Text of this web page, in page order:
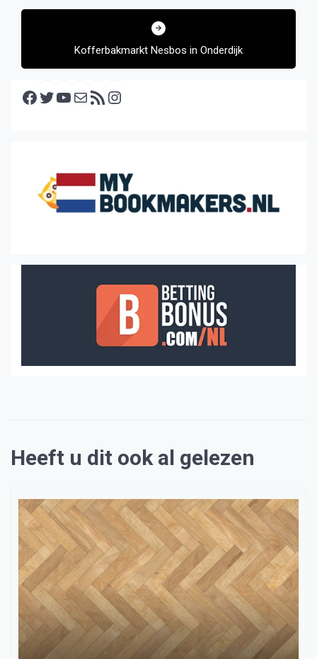
Kofferbakmarkt Nesbos in Onderdijk
Facebook Twitter YouTube E-mail RSS feed
Heeft u dit ook al gelezen